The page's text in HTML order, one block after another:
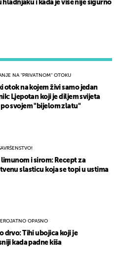
NA "PRIVATNOM" OTOKU
otok na kojem živi samo jedan
Ljepotan koji je diljem svijeta
svojem "bijelom zlatu"
limunom i sirom: Recept za
slasticu koja se topi u ustima
OPASNO
drvo: Tihi ubojica koji je
kada padne kiša
hladnjaku i kada je više nije sigurno